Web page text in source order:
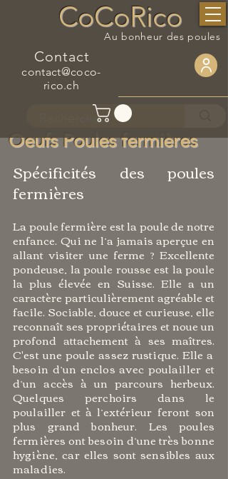
CoCoRico
Au bonheur des poules
Contact
contact@coco-
rico.ch
Oeufs Poules fermières
Spécificités des poules
fermières
La poule fermière est la poule de notre
enfance. Qui ne l’a jamais aperçue en
allant visiter une ferme ? Excellente
pondeuse, la poule rousse est la poule
la plus élevée en Suisse. Elle a un
caractère particulièrement agréable et
facile. Sociable, douce et curieuse, elle
reconnaît ses propriétaires et noue un
profond attachement à ses maîtres.
C'est une poule assez rustique. Elle a
besoin d’un enclos avec poulailler et
d’un accès à un parcours herbeux.
Quelques perchoirs dans le
poulailler et à l’extérieur feront son
plus grand bonheur. Les poules
fermières ont besoin d’une très bonne
hygiène, car elles sont sensibles aux
maladies.